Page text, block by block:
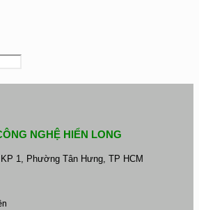
NGHỆ HIỂN LONG
1, Phường Tân Hưng, TP HCM